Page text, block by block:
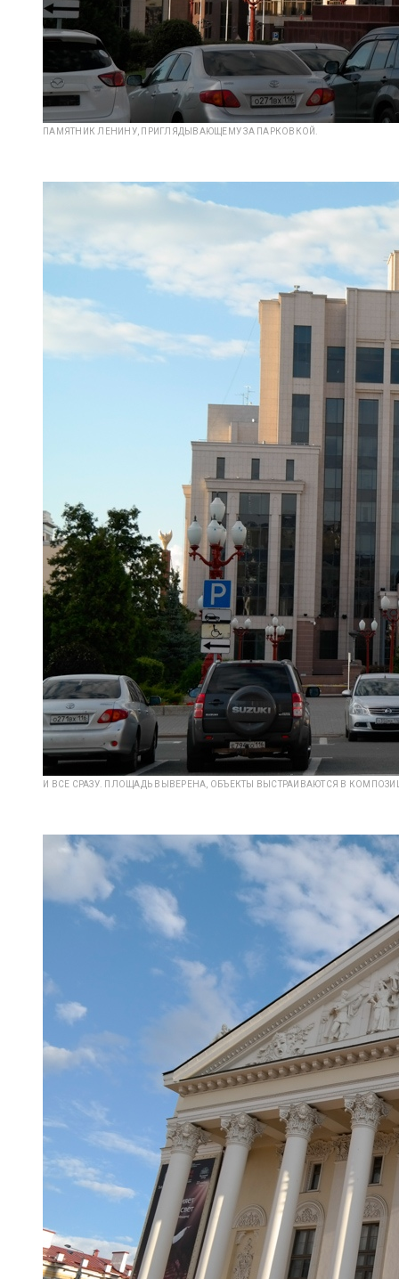
ПАМЯТНИК ЛЕНИНУ, ПРИГЛЯДЫВАЮЩЕМУ ЗА ПАРКОВКОЙ.
И ВСЕ СРАЗУ. ПЛОЩАДЬ ВЫВЕРЕНА, ОБЪЕКТЫ ВЫСТРАИВАЮТСЯ В